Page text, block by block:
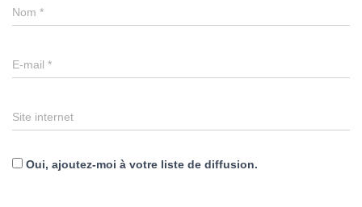
Nom *
E-mail *
Site internet
Oui, ajoutez-moi à votre liste de diffusion.